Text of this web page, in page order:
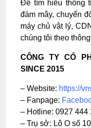
Để tìm hiểu thông
đám mây, chuyển
máy chủ vật lý,
chúng tôi theo
CÔNG TY CỔ
SINCE 2015
– Website: https://
– Fanpage:
– Hotline: 0927 444
– Trụ sở: Lô O số